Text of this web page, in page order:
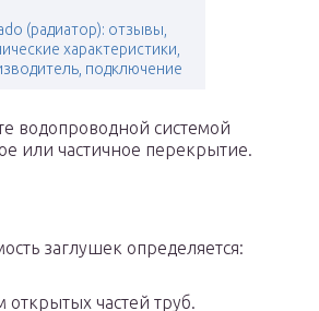
(радиатор): отзывы,
характеристики,
подключение
водопроводной системой
или частичное перекрытие.
заглушек определяется:
частей труб.